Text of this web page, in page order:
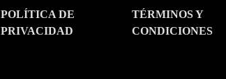
POLÍTICA DE
PRIVACIDAD
TÉRMINOS Y
CONDICIONES